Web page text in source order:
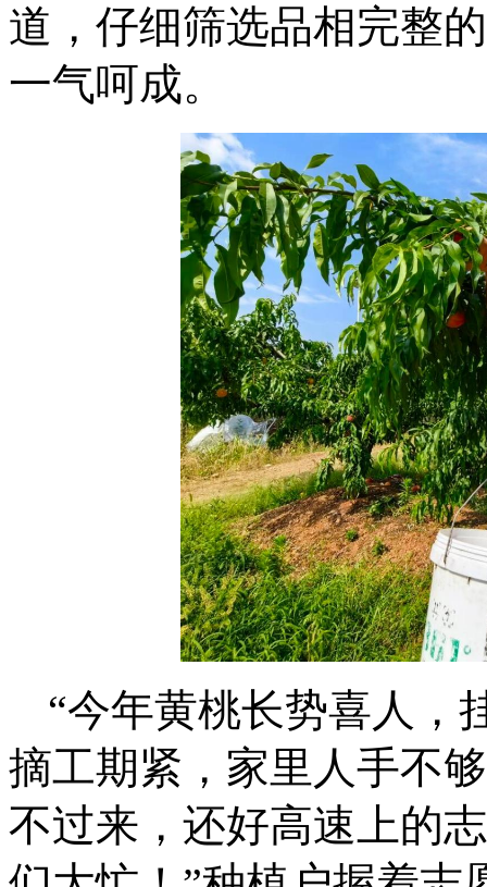
道，仔细筛选品相完整
一气呵成。
“今年黄桃长势喜人，
摘工期紧，家里人手不
不过来，还好高速上的